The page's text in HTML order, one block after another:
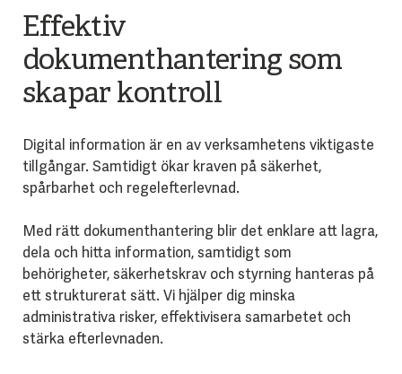
Effektiv
dokumenthantering som
skapar kontroll
Digital information är en av verksamhetens viktigaste
tillgångar. Samtidigt ökar kraven på säkerhet,
spårbarhet och regelefterlevnad.
Med rätt dokumenthantering blir det enklare att lagra,
dela och hitta information, samtidigt som
behörigheter, säkerhetskrav och styrning hanteras på
ett strukturerat sätt. Vi hjälper dig minska
administrativa risker, effektivisera samarbetet och
stärka efterlevnaden.